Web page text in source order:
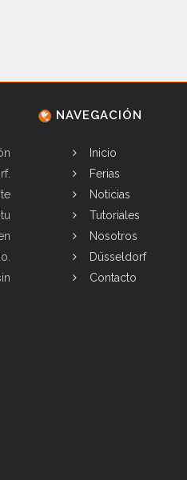
NAVEGACIÓN
Inicio
Ferias
Noticias
Tutoriales
Nosotros
Düsseldorf
Contacto